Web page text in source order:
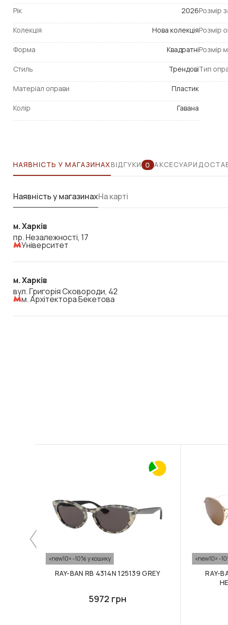
Рік 2026
Колекція Нова колекція
Форма Квадратні
Стиль Трендові
Матеріал оправи Пластик
Колір Гавана
Розмір
Розмір
Розмір
Тип
НАЯВНІСТЬ У МАГАЗИНАХВІДГУКИ 0 АКСЕСУАРИ
Наявність у магазинахНа карті
м. Харків
пр. Незалежності, 17
Університет
м. Харків
вул. Григорія Сковороди, 42
м. Архітектора Бекетова
«new10» -10% у кошику
RAY-BAN RB 4314N 125139 GREY
5972 грн
«new10» -
RAY-